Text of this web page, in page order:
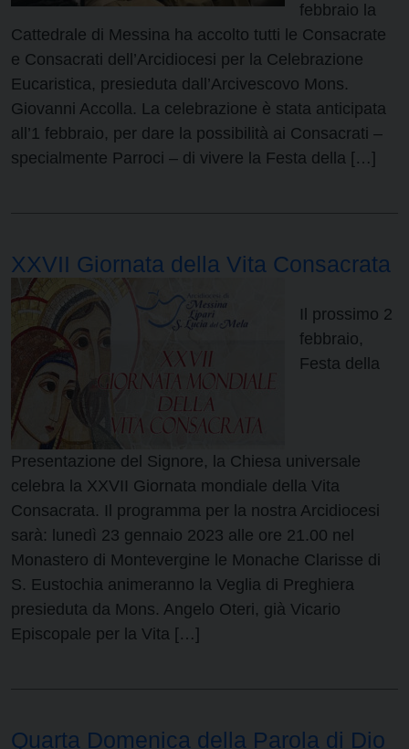
febbraio la
Cattedrale di Messina ha accolto tutti le Consacrate
e Consacrati dell’Arcidiocesi per la Celebrazione
Eucaristica, presieduta dall’Arcivescovo Mons.
Giovanni Accolla. La celebrazione è stata anticipata
all’1 febbraio, per dare la possibilità ai Consacrati –
specialmente Parroci – di vivere la Festa della […]
XXVII Giornata della Vita Consacrata
Il prossimo 2
febbraio,
Festa della
Presentazione del Signore, la Chiesa universale
celebra la XXVII Giornata mondiale della Vita
Consacrata. Il programma per la nostra Arcidiocesi
sarà: lunedì 23 gennaio 2023 alle ore 21.00 nel
Monastero di Montevergine le Monache Clarisse di
S. Eustochia animeranno la Veglia di Preghiera
presieduta da Mons. Angelo Oteri, già Vicario
Episcopale per la Vita […]
Quarta Domenica della Parola di Dio